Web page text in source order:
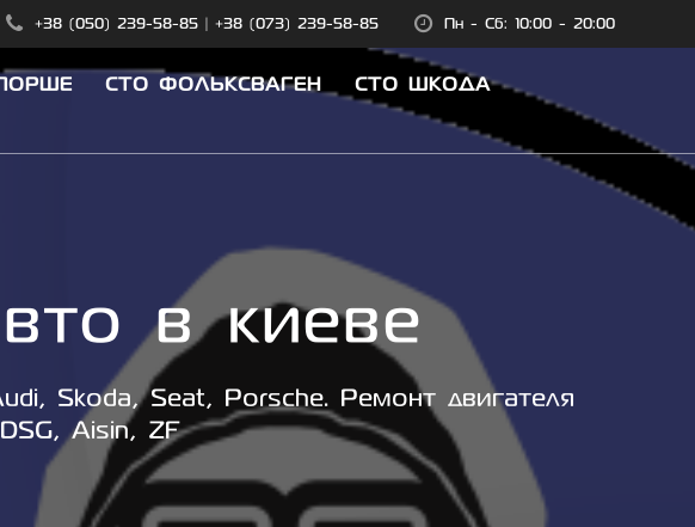
+38 (050) 239-58-85| +38 (073) 239-58-85 Пн - Сб: 10:00 - 20:00
СТО ФОЛЬКСВАГЕН
СТО ШКОДА
в киеве
Skoda, Seat, Porsche. Ремонт двигателя
Aisin, ZF